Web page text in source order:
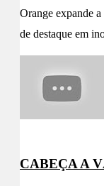
Orange expande
de destaque em
CABEÇA A